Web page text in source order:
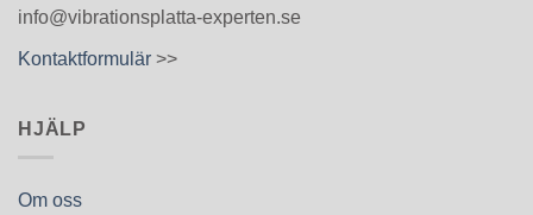
info@vibrationsplatta-experten.se
Kontaktformulär >>
HJÄLP
Om oss